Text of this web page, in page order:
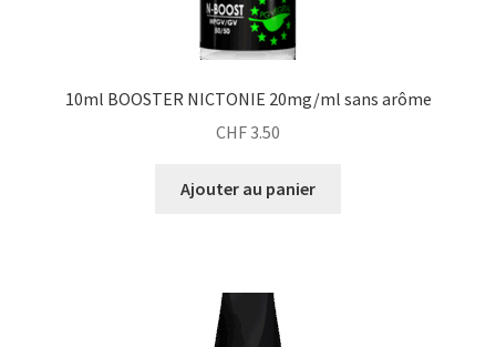
10ml BOOSTER NICTONIE 20mg/ml sans arôme
CHF3.50
Ajouter au panier